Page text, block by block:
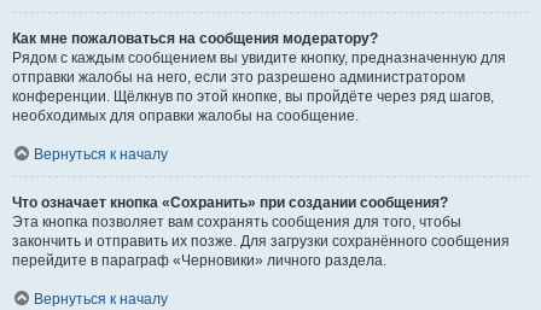
Как мне пожаловаться на сообщения модератору?
Рядом с каждым сообщением вы увидите кнопку, предназначенную для
отправки жалобы на него, если это разрешено администратором
конференции. Щёлкнув по этой кнопке, вы пройдёте через ряд шагов,
необходимых для оправки жалобы на сообщение.
Вернуться к началу
Что означает кнопка «Сохранить» при создании сообщения?
Эта кнопка позволяет вам сохранять сообщения для того, чтобы
закончить и отправить их позже. Для загрузки сохранённого сообщения
перейдите в параграф «Черновики» личного раздела.
Вернуться к началу